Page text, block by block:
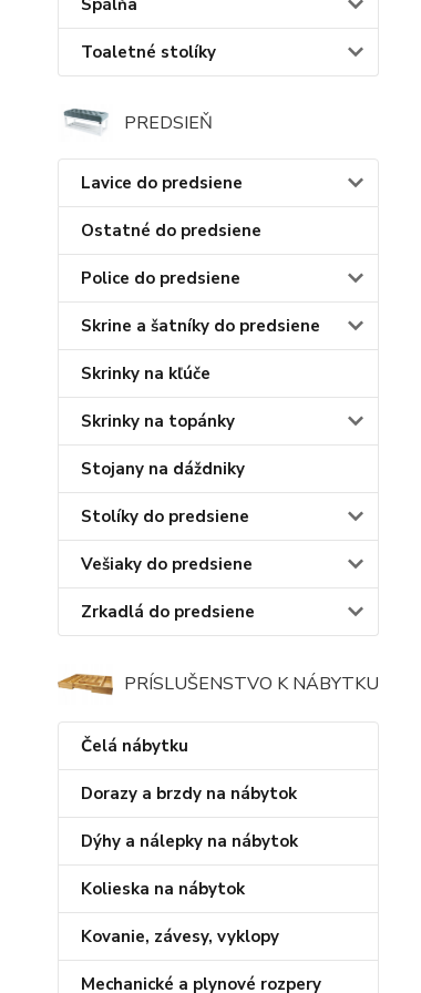
Spálňa
Toaletné stolíky
PREDSIEŇ
Lavice do predsiene
Ostatné do predsiene
Police do predsiene
Skrine a šatníky do predsiene
Skrinky na kľúče
Skrinky na topánky
Stojany na dáždniky
Stolíky do predsiene
Vešiaky do predsiene
Zrkadlá do predsiene
PRÍSLUŠENSTVO K NÁBYTKU
Čelá nábytku
Dorazy a brzdy na nábytok
Dýhy a nálepky na nábytok
Kolieska na nábytok
Kovanie, závesy, vyklopy
Mechanické a plynové rozpery